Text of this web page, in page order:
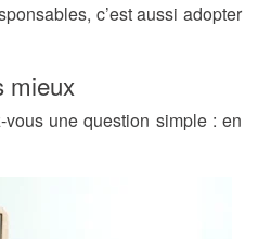
c’est aussi adopter
mieux
une question simple : en